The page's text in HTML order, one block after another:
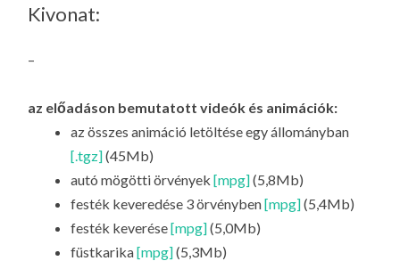
Kivonat:
–
az előadáson bemutatott videók és animációk:
az összes animáció letöltése egy állományban
[.tgz](45Mb)
autó mögötti örvények[mpg](5,8Mb)
festék keveredése 3 örvényben[mpg](5,4Mb)
festék keverése[mpg](5,0Mb)
füstkarika[mpg](5,3Mb)